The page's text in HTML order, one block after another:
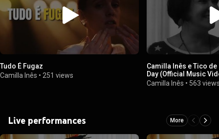
Tudo É Fugaz
Camilla Inês • 251 views
Camilla Inês e Tico
Day (Official Music
Camilla Inês • 563
Live performances More